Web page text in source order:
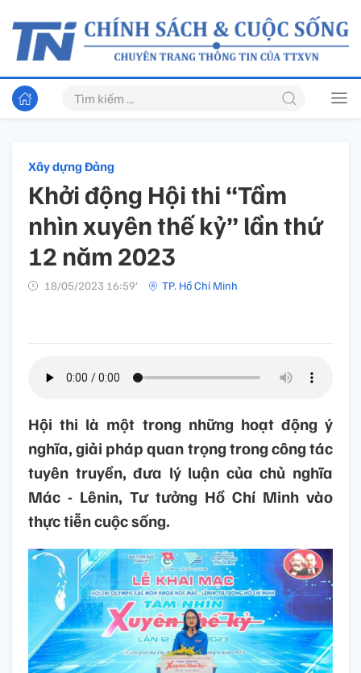
Xây dựng Đảng
Khởi động Hội thi “Tầm
nhìn xuyên thế kỷ” lần thứ
12 năm 2023
18/05/2023 16:59’ TP. Hồ Chí Minh
Hội thi là một trong những hoạt động ý
nghĩa, giải pháp quan trọng trong công tác
tuyên truyền, đưa lý luận của chủ nghĩa
Mác - Lênin, Tư tưởng Hồ Chí Minh vào
thực tiễn cuộc sống.